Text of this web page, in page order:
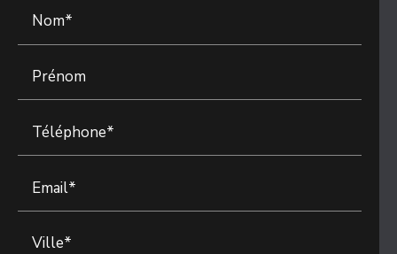
Nom*
Prénom
Téléphone*
Email*
Ville*